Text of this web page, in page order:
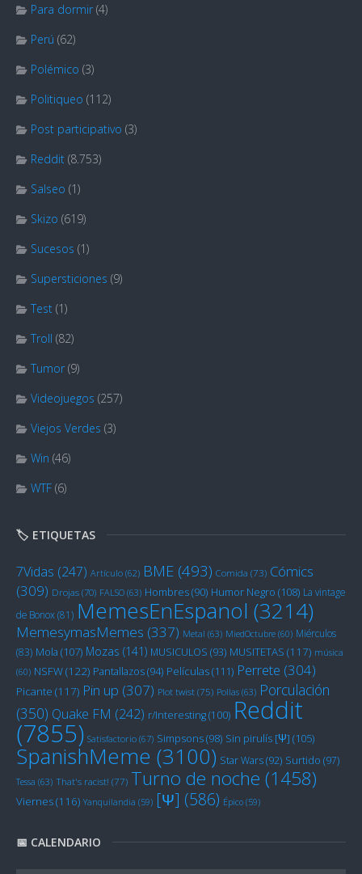
Para dormir (4)
Perú (62)
Polémico (3)
Politiqueo (112)
Post participativo (3)
Reddit (8.753)
Salseo (1)
Skizo (619)
Sucesos (1)
Supersticiones (9)
Test (1)
Troll (82)
Tumor (9)
Videojuegos (257)
Viejos Verdes (3)
Win (46)
WTF (6)
🏷️ ETIQUETAS
7Vidas (247) Artículo (62) BME (493) Comida (73) Cómics
(309) Drojas (70) FALSO (63) Hombres(90) Humor Negro (108) La vintage
de Bonox(81) MemesEnEspanol (3214)
MemesymasMemes (337) Metal (63) MiedOctubre (60) Miérculos
(83) Mola (107) Mozas (141) MUSICULOS (93) MUSITETAS (117) música
(60) NSFW(122) Pantallazos(94) Películas(111) Perrete (304)
Picante (117) Pin up (307) Plot twist (75) Pollas (63) Porculación
(350) Quake FM (242) r/Interesting(100) Reddit
(7855) Satisfactorio (67) Simpsons(98) Sin pirulís [Ψ] (105)
SpanishMeme (3100) Star Wars(92) Surtido (97)
Tessa (63) That's racist! (77) Turno de noche (1458)
Viernes(116) Yanquilandia (59) [Ψ] (586) Épico (59)
📅 CALENDARIO